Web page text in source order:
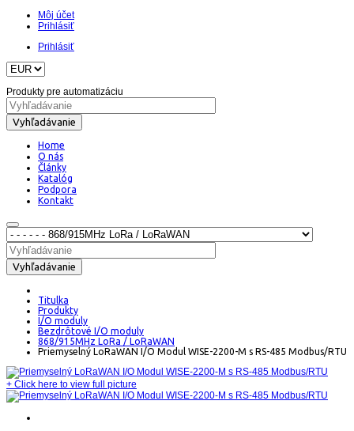
Môj účet
Prihlásiť
Prihlásiť
Produkty pre automatizáciu
Vyhľadávanie
Home
O nás
Články
Katalóg
Podpora
Kontakt
Vyhľadávanie
Titulka
Produkty
I/O moduly
Bezdrôtové I/O moduly
868/915MHz LoRa / LoRaWAN
Priemyselný LoRaWAN I/O Modul WISE-2200-M s RS-485 Modbus/RTU
+ Click here to view full picture